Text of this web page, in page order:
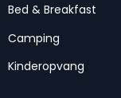
Bed & Breakfast
Camping
Kinderopvang